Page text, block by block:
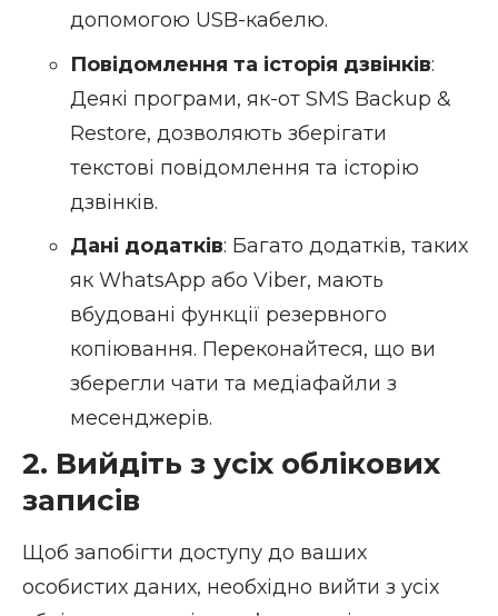
допомогою USB-кабелю.
Повідомлення та історія дзвінків:
Деякі програми, як-от SMS Backup &
Restore, дозволяють зберігати
текстові повідомлення та історію
дзвінків.
Дані додатків: Багато додатків, таких
як WhatsApp або Viber, мають
вбудовані функції резервного
копіювання. Переконайтеся, що ви
зберегли чати та медіафайли з
месенджерів.
2. Вийдіть з усіх облікових
записів
Щоб запобігти доступу до ваших
особистих даних, необхідно вийти з усіх